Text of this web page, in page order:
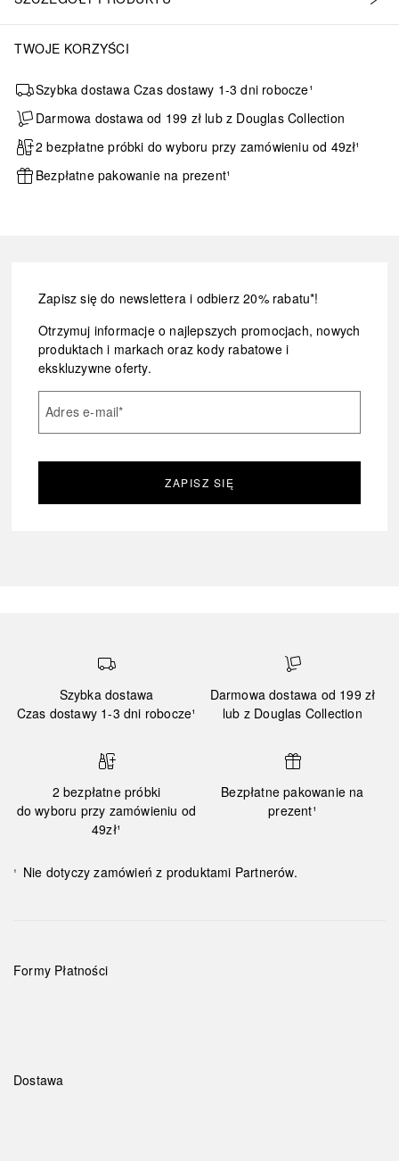
TWOJE KORZYŚCI
Szybka dostawa Czas dostawy 1-3 dni robocze¹
Darmowa dostawa od 199 zł lub z Douglas Collection
2 bezpłatne próbki do wyboru przy zamówieniu od 49zł¹
Bezpłatne pakowanie na prezent¹
Zapisz się do newslettera i odbierz 20% rabatu*!
Otrzymuj informacje o najlepszych promocjach, nowych
produktach i markach oraz kody rabatowe i
ekskluzywne oferty.
Adres e-mail*
ZAPISZ SIĘ
Szybka dostawa
Czas dostawy 1-3 dni robocze¹
Darmowa dostawa od 199 zł
lub z Douglas Collection
2 bezpłatne próbki
do wyboru przy zamówieniu od
49zł¹
Bezpłatne pakowanie na
prezent¹
¹ Nie dotyczy zamówień z produktami Partnerów.
Formy Płatności
Dostawa